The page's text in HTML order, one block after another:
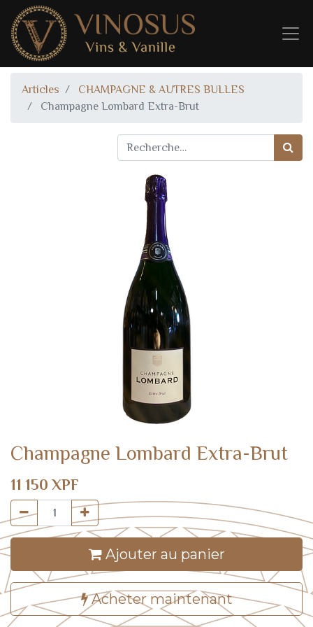
Articles
CHAMPAGNE & AUTRES BULLES
Champagne Lombard Extra-Brut
Champagne Lombard Extra-Brut
11 150 XPF
Ajouter au panier
Acheter maintenant